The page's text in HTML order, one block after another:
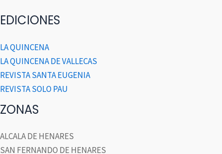
EDICIONES
LA QUINCENA
LA QUINCENA DE VALLECAS
REVISTA SANTA EUGENIA
REVISTA SOLO PAU
ZONAS
ALCALA DE HENARES
SAN FERNANDO DE HENARES